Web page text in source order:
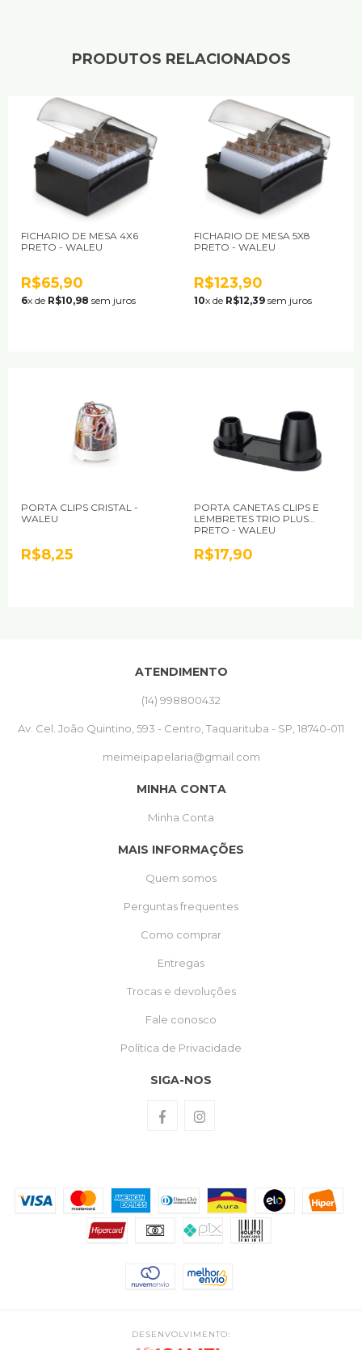
PRODUTOS RELACIONADOS
FICHARIO DE MESA 4X6
PRETO - WALEU
R$65,90
6x de R$10,98 sem juros
FICHARIO DE MESA 5X8
PRETO - WALEU
R$123,90
10x de R$12,39 sem juros
PORTA CLIPS CRISTAL -
WALEU
R$8,25
PORTA CANETAS CLIPS E
LEMBRETES TRIO PLUS
PRETO - WALEU
R$17,90
ATENDIMENTO
(14) 998800432
Av. Cel. João Quintino, 593 - Centro, Taquarituba - SP, 18740-011
meimeipapelaria@gmail.com
MINHA CONTA
Minha Conta
MAIS INFORMAÇÕES
Quem somos
Perguntas frequentes
Como comprar
Entregas
Trocas e devoluções
Fale conosco
Política de Privacidade
SIGA-NOS
DESENVOLVIMENTO: